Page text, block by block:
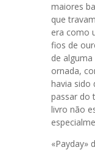
maiores
que
era como
fios de
de
ornada,
havia sido
passar do
livro não
«Payday»